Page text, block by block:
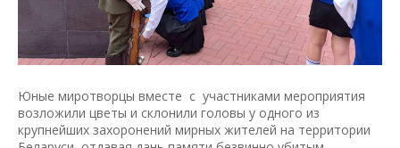
Юные миротворцы вместе с участниками мероприятия
возложили цветы и склонили головы у одного из
крупнейших захоронений мирных жителей на территории